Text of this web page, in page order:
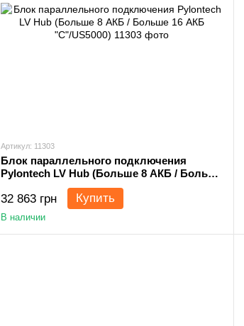
Артикул: 11303
Блок параллельного подключения
Pylontech LV Hub (Больше 8 АКБ / Больше
16 АКБ "C"/US5000)
32 863 грн Купить
В наличии